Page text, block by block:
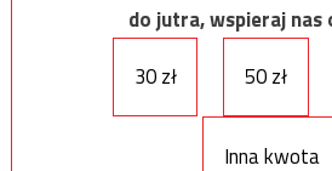
do jutra, wspieraj nas
30 zł
50 zł
Inna kwota